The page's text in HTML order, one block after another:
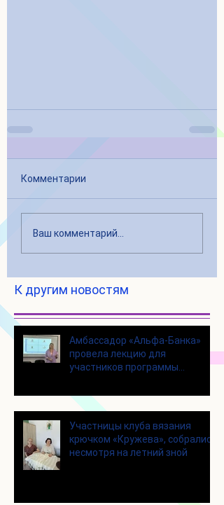
Комментарии
Ваш комментарий...
К другим новостям
Амбассадор «Альфа-Банка»
провела лекцию для
участников программы
Участницы клуба вязания
крючком «Кружева», собрались
несмотря на летний зной